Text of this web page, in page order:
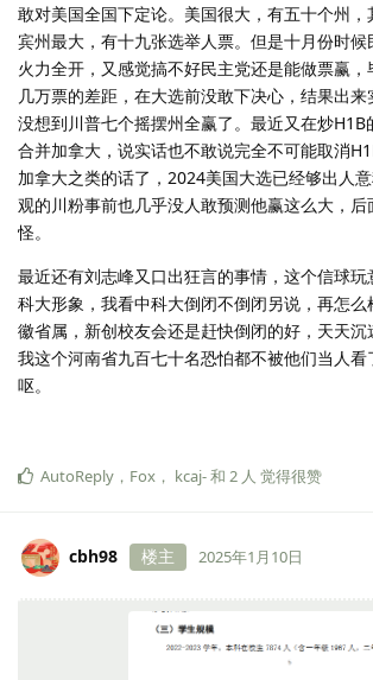
敢对美国全国下定论。美国很大，有五十个州，
宾州最大，有十九张选举人票。但是十月份时候
火力全开，又感觉搞不好民主党还是能做票赢
几万票的差距，在大选前没敢下决心，结果出来
没想到川普七个摇摆州全赢了。最近又在炒H1B
合并加拿大，说实话也不敢说完全不可能取消
加拿大之类的话了，2024美国大选已经够出人
观的川粉事前也几乎没人敢预测他赢这么大，
怪。
最近还有刘志峰又口出狂言的事情，这个信球玩
科大形象，我看中科大倒闭不倒闭另说，再怎
徽省属，新创校友会还是赶快倒闭的好，天天沉
我这个河南省九百七十名恐怕都不被他们当人
呕。
AutoReply ， Fox ， kcaj-和 2 人 觉得很赞
cbh98 楼主 2025年1月10日